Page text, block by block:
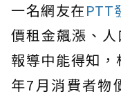
一名網友在PTT
價租金飆漲、
報導中能得知
年7月消費者物